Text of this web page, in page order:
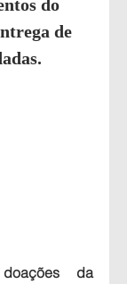
do
de
da